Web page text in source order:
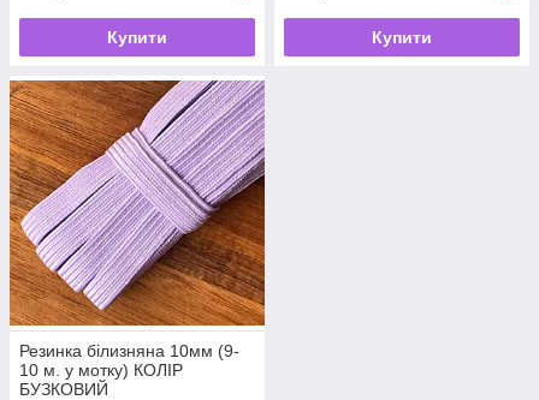
Купити Купити
Резинка білизняна 10мм (9-
10 м. у мотку) КОЛІР
БУЗКОВИЙ